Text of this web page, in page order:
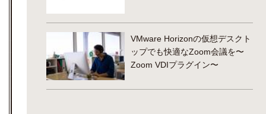
VMware Horizonの仮想デスクト
ップでも快適なZoom会議を〜
Zoom VDIプラグイン〜